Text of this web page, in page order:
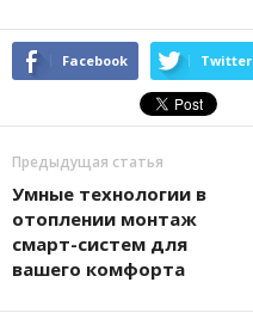
Facebook Twitter
Предыдущая статья
Умные технологии в
отоплении монтаж
смарт-систем для
вашего комфорта